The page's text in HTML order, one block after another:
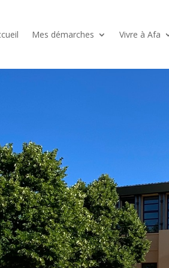
Mes démarches Vivre à Afa